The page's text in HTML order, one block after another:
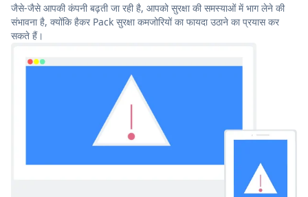
जैसे-जैसे आपकी कंपनी बढ़ती जा रही है, आपको सुरक्षा की समस्याओं में भाग लेने की
संभावना है, क्योंकि हैकर Pack सुरक्षा कमजोरियों का फायदा उठाने का प्रयास कर
सकते हैं।